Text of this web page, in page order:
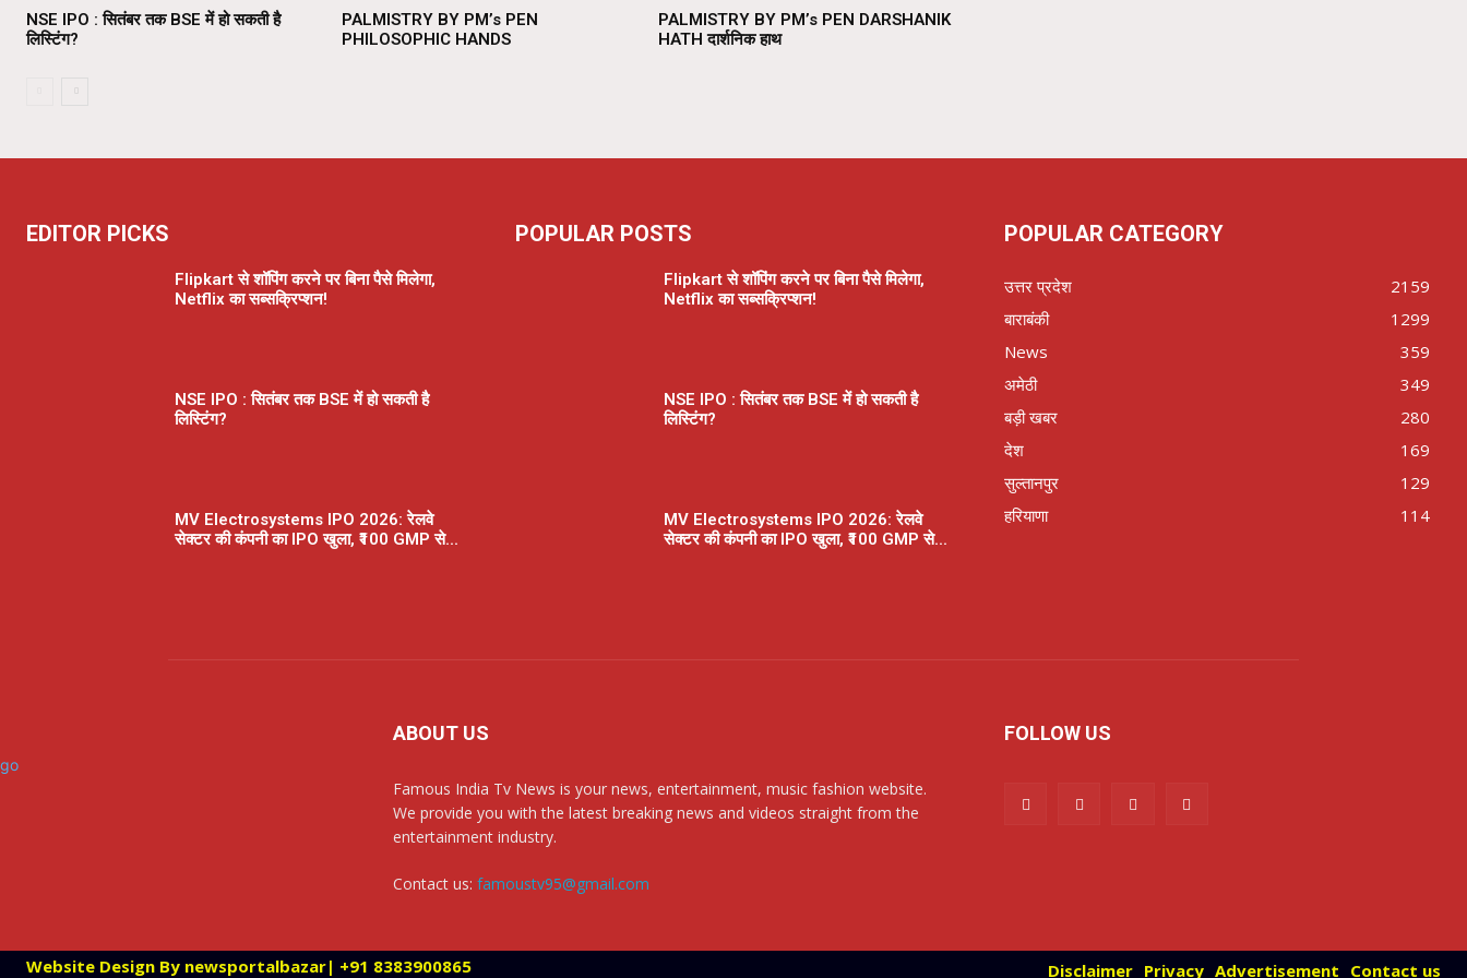
NSE IPO : सितंबर तक BSE में हो सकती है
लिस्टिंग?
PALMISTRY BY PM’s PEN
PHILOSOPHIC HANDS
PALMISTRY BY PM’s PEN DARSHANIK
HATH दार्शनिक हाथ
EDITOR PICKS
Flipkart से शॉपिंग करने पर बिना पैसे मिलेगा,
Netflix का सब्सक्रिप्शन!
NSE IPO : सितंबर तक BSE में हो सकती है
लिस्टिंग?
MV Electrosystems IPO 2026: रेलवे
सेक्टर की कंपनी का IPO खुला, ₹100 GMP से...
POPULAR POSTS
Flipkart से शॉपिंग करने पर बिना पैसे मिलेगा,
Netflix का सब्सक्रिप्शन!
NSE IPO : सितंबर तक BSE में हो सकती है
लिस्टिंग?
MV Electrosystems IPO 2026: रेलवे
सेक्टर की कंपनी का IPO खुला, ₹100 GMP से...
POPULAR CATEGORY
उत्तर प्रदेश
2159
बाराबंकी
1299
News
359
अमेठी
349
बड़ी खबर
280
देश
169
सुल्तानपुर
129
हरियाणा
114
ABOUT US
Famous India Tv News is your news, entertainment, music fashion website.
We provide you with the latest breaking news and videos straight from the
entertainment industry.
Contact us: famoustv95@gmail.com
FOLLOW US
Website Design By newsportalbazar| +91 8383900865 Disclaimer Privacy Advertisement Contact us